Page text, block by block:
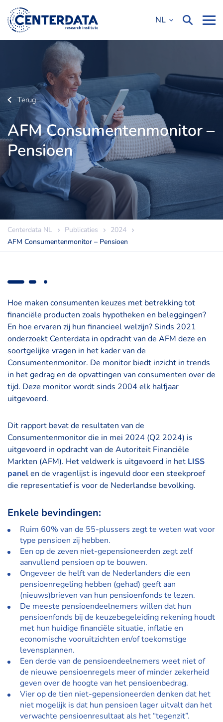
NL
Terug
AFM Consumentenmonitor –
Pensioen
Centerdata NL Publicaties
2024
AFM Consumentenmonitor – Pensioen
Hoe maken consumenten keuzes met betrekking tot
financiële producten zoals hypotheken en beleggingen?
En hoe ervaren zij hun financieel welzijn? Sinds 2021
onderzoekt Centerdata in opdracht van de AFM deze en
soortgelijke vragen in het kader van de
Consumentenmonitor. De monitor biedt inzicht in trends
in het gedrag en de opvattingen van consumenten over de
tijd. Deze monitor wordt sinds 2004 elk halfjaar
uitgevoerd.
Dit rapport bevat de resultaten van de
Consumentenmonitor die in mei 2024 (Q2 2024) is
uitgevoerd in opdracht van de Autoriteit Financiële
Markten (AFM). Het veldwerk is uitgevoerd in het LISS
panelen de vragenlijst is ingevuld door een steekproef
die representatief is voor de Nederlandse bevolking.
Enkele bevindingen:
Ruim 60% van de 55-plussers zegt te weten wat voor
type pensioen zij hebben.
Een op de zeven niet-gepensioneerden zegt zelf
aanvullend pensioen op te bouwen.
Ongeveer de helft van de Nederlanders die een
pensioenregeling hebben (gehad) geeft aan
(nieuws)brieven van hun pensioenfonds te lezen.
De meeste pensioendeelnemers willen dat hun
pensioenfonds bij de keuzebegeleiding rekening houdt
met hun huidige financiële situatie, inflatie en
economische vooruitzichten en/of toekomstige
levensplannen.
Een derde van de pensioendeelnemers weet niet of
de nieuwe pensioenregels meer of minder zekerheid
geven over de hoogte van het pensioenbedrag.
Vier op de tien niet-gepensioneerden denken dat het
niet mogelijk is dat hun pensioen lager uitvalt dan het
verwachte pensioenresultaat als het “tegenzit”.